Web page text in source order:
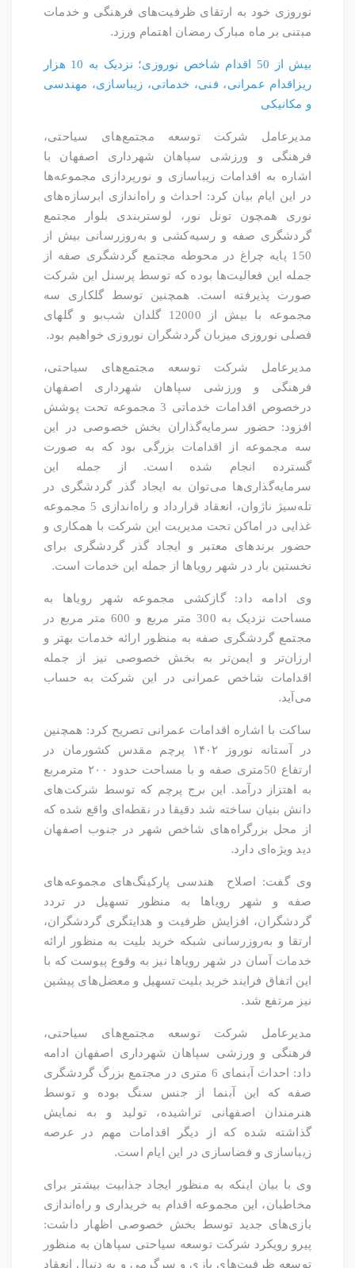
نوروزی خود به ارتقای ظرفیت‌های فرهنگی و خدمات
مبتنی بر ماه مبارک رمضان اهتمام ورزد.
بیش از 50 اقدام شاخص نوروزی؛ نزدیک به 10 هزار
ریزاقدام عمرانی، فنی، خدماتی، زیباسازی، مهندسی
و مکانیکی
مدیرعامل شرکت توسعه مجتمع‌های سیاحتی،
فرهنگی و ورزشی سپاهان شهرداری اصفهان با
اشاره به اقدامات زیباسازی و نورپردازی مجموعه‌ها
در این ایام بیان کرد: احداث و راه‌اندازی ابرسازه‌های
نوری همچون تونل نور، لوستربندی بلوار مجتمع
گردشگری صفه و رسیه‌کشی و به‌روزرسانی بیش از
150 پایه چراغ در محوطه مجتمع گردشگری صفه از
جمله این فعالیت‌ها بوده که توسط پرسنل این شرکت
صورت پذیرفته است. همچنین توسط گلکاری سه
مجموعه با بیش از 12000 گلدان شب‌بو و گلهای
فصلی نوروزی میزبان گردشگران نوروزی خواهیم بود.
مدیرعامل شرکت توسعه مجتمع‌های سیاحتی،
فرهنگی و ورزشی سپاهان شهرداری اصفهان
درخصوص اقدامات خدماتی 3 مجموعه تحت پوشش
افزود: حضور سرمایه‌گذاران بخش خصوصی در این
سه مجموعه از اقدامات بزرگی بود که به صورت
گسترده انجام شده است. از جمله این
سرمایه‌گذاری‌ها می‌توان به ایجاد گذر گردشگری در
تله‌سیژ ناژوان، انعقاد قرارداد و راه‌اندازی 5 مجموعه
غذایی در اماکن تحت مدیریت این شرکت با همکاری و
حضور برندهای معتبر و ایجاد گذر گردشگری برای
نخستین بار در شهر رویاها از ‌جمله این خدمات است.
وی ادامه داد: گازکشی مجموعه شهر رویاها به
مساحت نزدیک به 300 متر مربع و 600 متر مربع در
مجتمع گردشگری صفه به منظور ارائه خدمات بهتر و
ارزان‌تر و ایمن‌تر به بخش خصوصی نیز از جمله
اقدامات شاخص عمرانی در این شرکت به حساب
می‌آید.
ساکت با اشاره اقدامات عمرانی تصریح کرد: همچنین
در آستانه نوروز۱۴۰۲ پرچم مقدس کشورمان در
ارتفاع 50متری صفه و با مساحت حدود
۲۰۰ مترمربع
به اهتزاز درآمد. این برج پرچم که توسط شرکت‌های
دانش بنیان ساخته شد دقیقا در نقطه‌ای واقع شده که
از محل بزرگراه‌های شاخص شهر در جنوب اصفهان
دید ویژه‌ای دارد .
وی گفت: اصلاح
هندسی پارکینگ‌های مجموعه‌های
صفه و شهر رویاها به منظور تسهیل در تردد
گردشگران، افزایش ظرفیت و هدایتگری گردشگران،
ارتقا و به‌روزرسانی شبکه خرید بلیت به منظور ارائه
خدمات آسان در شهر رویاها نیز به وقوع پیوست که با
این اتفاق فرایند خرید بلیت تسهیل و معضل‌های پیشین
نیز مرتفع شد.
مدیرعامل شرکت توسعه مجتمع‌های سیاحتی،
فرهنگی و ورزشی سپاهان شهرداری اصفهان ادامه
داد: احداث آبنمای 6 متری در مجتمع بزرگ گردشگری
صفه که این آبنما از جنس سنگ بوده و توسط
هنرمندان اصفهانی تراشیده، تولید و به نمایش
گذاشته شده که از دیگر اقدامات مهم در عرصه
زیباسازی و فضاسازی در این ایام است.
وی با بیان اینکه به منظور ایجاد جذابیت بیشتر برای
مخاطبان، این مجموعه اقدام به خریداری و راه‌اندازی
بازی‌های جدید توسط بخش خصوصی اظهار داشت:
پیرو رویکرد شرکت توسعه سیاحتی سپاهان به منظور
توسعه ظرفیت‌های بازی و سرگرمی و به دنبال انعقاد